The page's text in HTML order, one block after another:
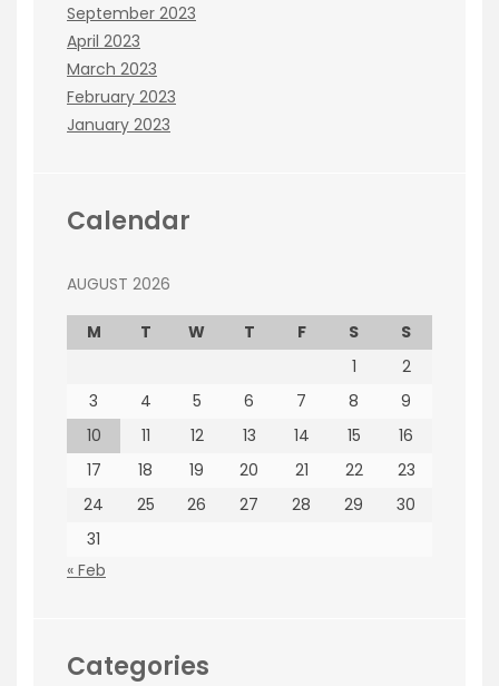
September 2023
April 2023
March 2023
February 2023
January 2023
Calendar
AUGUST 2026
M T W T F S
S
1
2
3
4 5 6 7 8
9
10
11 12 13 14 15
16
17
18 19 20 21 22
23
24
25 26 27 28 29
30
31
« Feb
Categories